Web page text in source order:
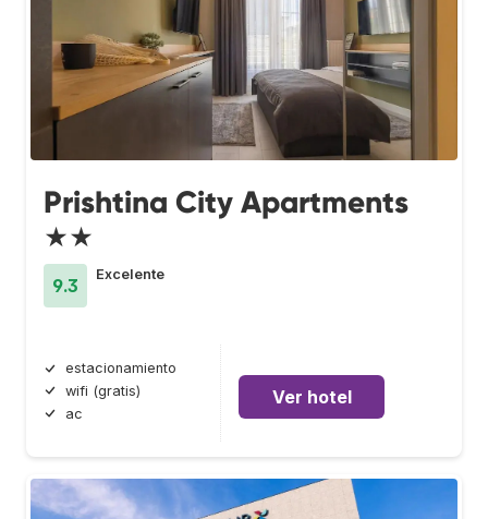
Prishtina City Apartments
★★
9.3
Excelente
estacionamiento
wifi (gratis)
ac
Ver hotel